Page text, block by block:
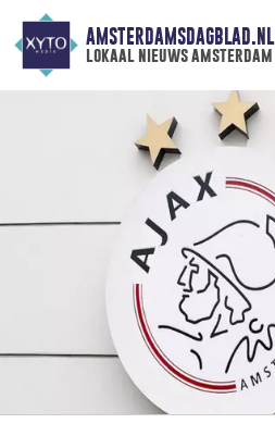
AMSTERDAMSDAGBLAD.NL
lokaal nieuws amsterdam